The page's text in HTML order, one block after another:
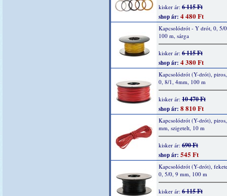
kisker ár: 6 115 Ft
shop ár: 4 480 Ft
Kapcsolódrót - Y drót, 0, 5/
100 m, sárga
kisker ár: 6 115 Ft
shop ár: 4 380 Ft
Kapcsolódrót (Y-drót),
0, 8/1, 4mm, 100 m
kisker ár: 10 470 Ft
shop ár: 8 810 Ft
Kapcsolódrót (Y-drót),
mm, szigetelt, 10 m
kisker ár: 690 Ft
shop ár: 545 Ft
Kapcsolódrót (Y-drót),
0, 5/0, 9 mm, 100 m
kisker ár: 6 115 Ft